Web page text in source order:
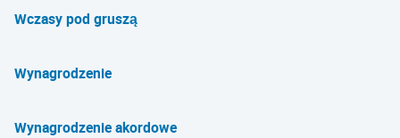
Wczasy pod gruszą
Wynagrodzenie
Wynagrodzenie akordowe